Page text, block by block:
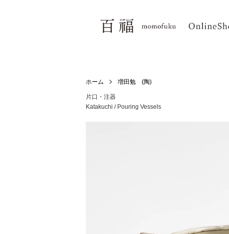
ホーム 増田勉 (陶)
片口・注器
Katakuchi / Pouring Vessels